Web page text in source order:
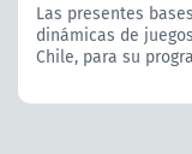
Las presentes
dinámicas de
Chile, para su